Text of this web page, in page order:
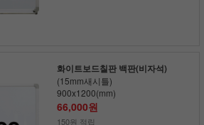
화이트보드칠판 백판(비자석)
(15mm새시틀)
900x1200(mm)
66,000원
150원 적립